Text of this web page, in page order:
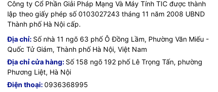
Công ty Cổ Phần Giải Pháp Mạng Và Máy Tính TIC được thành
lập theo giấy phép số 0103027243 tháng 11 năm 2008 UBND
Thành phố Hà Nội cấp.
Địa chỉ: Số nhà 11 ngõ 63 phố Ô Đồng Lầm, Phường Văn Miếu -
Quốc Tử Giám, Thành phố Hà Nội, Việt Nam
Địa chỉ cửa hàng: Số 158 ngõ 192 phố Lê Trọng Tấn, phường
Phương Liệt, Hà Nội
Điện thoại:0936368995